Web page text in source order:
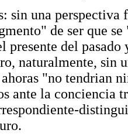
sin una
de ser que
presente del pasado
naturalmente, sin
"no tendrian
ante la conciencia